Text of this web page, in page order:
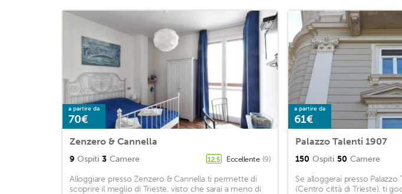
a partire da
70€
Zenzero & Cannella
9 Ospiti 3 Camere 12,5 Eccellente (9)
Alloggiare presso Zenzero & Cannella ti permette di
scoprire il meglio di Trieste, visto che sarai a meno di
a partire da
61€
Palazzo Talenti 1907
150 Ospiti 50 Camere
Se alloggerai presso Palazzo
(Centro città di Trieste), ti